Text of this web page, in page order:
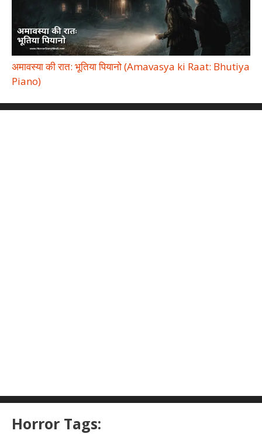
अमावस्या की रात: भूतिया पियानो (Amavasya ki Raat: Bhutiya
Piano)
Horror Tags: